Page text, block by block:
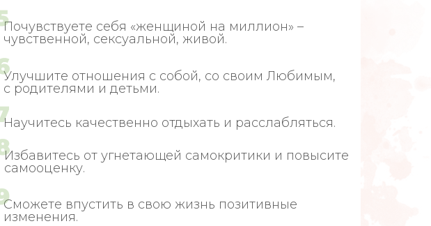
Почувствуете себя «женщиной на миллион» –
чувственной, сексуальной, живой.
Улучшите отношения с собой, со своим Любимым,
с родителями и детьми.
Научитесь качественно отдыхать и расслабляться.
Избавитесь от угнетающей самокритики и повысите
самооценку.
Сможете впустить в свою жизнь позитивные
изменения.